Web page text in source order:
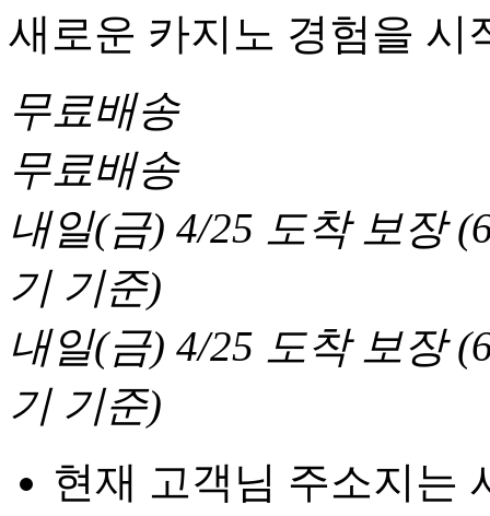
새로운 카지노 경험을 시
무료배송
무료배송
내일(금) 4/25 도착 보장(
기 기준)
내일(금) 4/25 도착 보장(
기 기준)
현재 고객님 주소지는